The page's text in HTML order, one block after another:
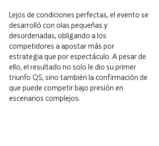
Lejos de condiciones perfectas, el evento se
desarrolló con olas pequeñas y
desordenadas, obligando a los
competidores a apostar más por
estrategia que por espectáculo. A pesar de
ello, el resultado no solo le dio su primer
triunfo QS, sino también la confirmación de
que puede competir bajo presión en
escenarios complejos.